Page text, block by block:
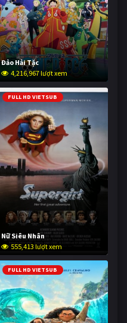
Đảo Hải Tặc
4,216,967 lượt xem
FULL HD VIETSUB
Nữ Siêu Nhân
555,413 lượt xem
FULL HD VIETSUB